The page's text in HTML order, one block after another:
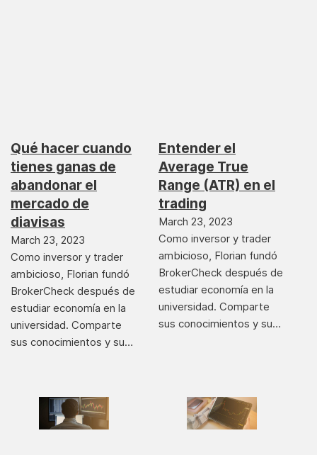
Qué hacer cuando
tienes ganas de
abandonar el
mercado de
diavisas
March 23, 2023
Como inversor y trader
ambicioso, Florian fundó
BrokerCheck después de
estudiar economía en la
universidad. Comparte
sus conocimientos y su…
Entender el
Average True
Range (ATR) en el
trading
March 23, 2023
Como inversor y trader
ambicioso, Florian fundó
BrokerCheck después de
estudiar economía en la
universidad. Comparte
sus conocimientos y su…